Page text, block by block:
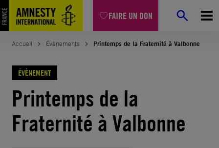
FAIRE UN DON
Accueil Évènements Printemps de la Fraternité à Valbonne
ÉVÈNEMENT
Printemps de la
Fraternité à Valbonne